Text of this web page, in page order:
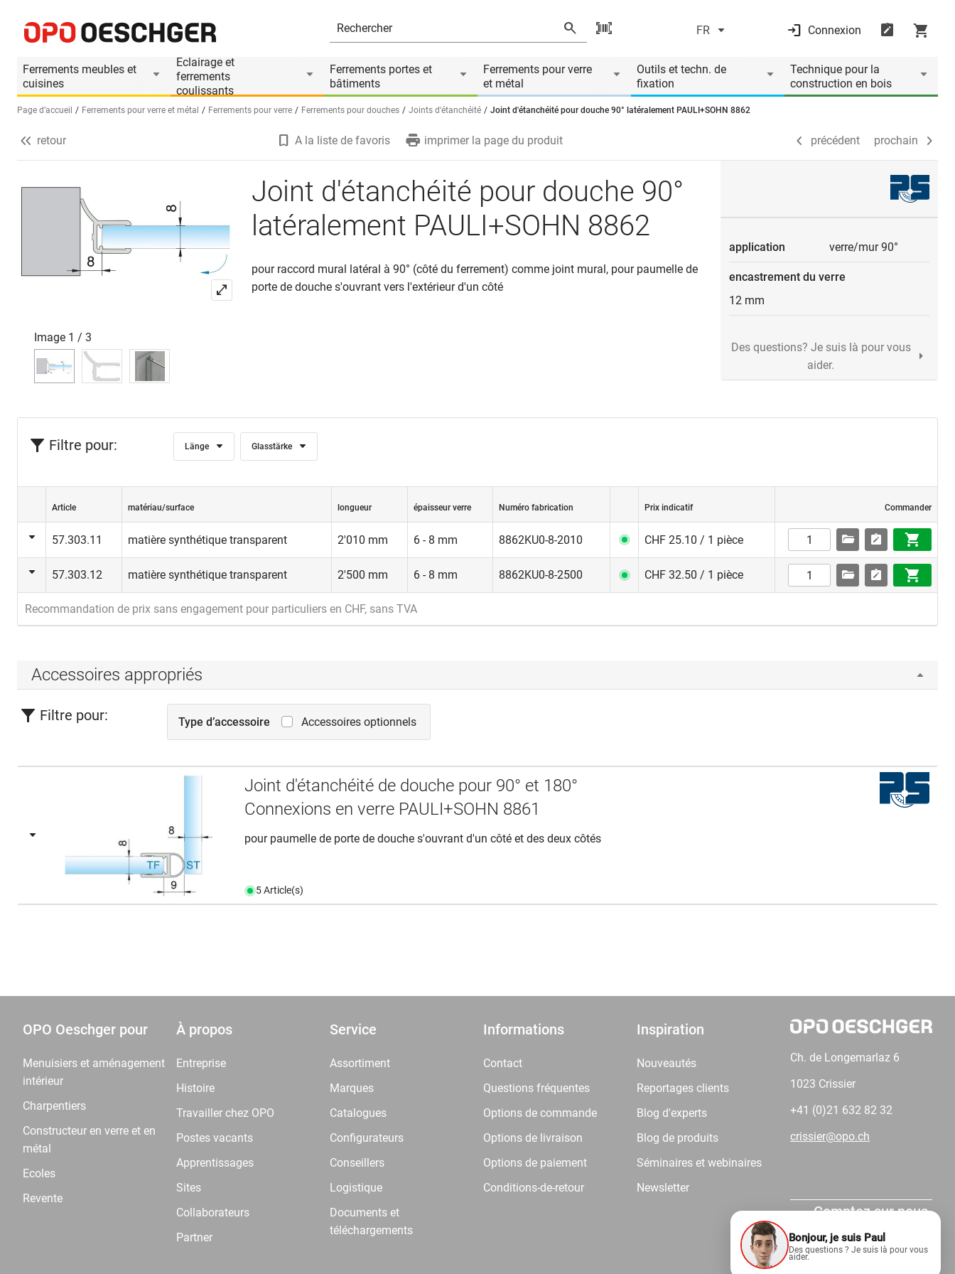
FR Connexion
Ferrements meubles et
cuisines
Eclairage et
ferrements
coulissants
Ferrements portes et
bâtiments
Ferrements pour verre
et métal
Outils et techn. de
fixation
Technique pour la
construction en bois
Sélectionnez une langue (FR)
Page d’accueil Ferrements pour verre et métal Ferrements pour verre Ferrements pour douches Joints d'étanchéité Joint d'étanchéité pour douche 90° latéralement PAULI+SOHN 8862
Informations produit
Accessoires appropriés précédent prochain
retour A la liste de favoris imprimer la page du produit précédent prochain
Image 1 / 3
Joint d'étanchéité pour douche 90°
latéralement PAULI+SOHN 8862
pour raccord mural latéral à 90° (côté du ferrement) comme joint mural, pour paumelle de
porte de douche s'ouvrant vers l'extérieur d'un côté
application verre/mur 90°
encastrement du verre
12 mm
Des questions? Je suis là pour vous
aider.
Filtre pour: Länge Glasstärke
Article matériau/surface longueur épaisseur verre Numéro fabrication Prix indicatif Commander
57.303.11 matière synthétique transparent 2'010 mm 6 - 8 mm 8862KU0-8-2010 CHF 25.10 / 1 pièce
57.303.12 matière synthétique transparent 2'500 mm 6 - 8 mm 8862KU0-8-2500 CHF 32.50 / 1 pièce
Recommandation de prix sans engagement pour particuliers en CHF, sans TVA
Accessoires appropriés
Filtre pour: Type d’accessoire Accessoires optionnels
Joint d'étanchéité de douche pour 90° et 180°
Connexions en verre PAULI+SOHN 8861
pour paumelle de porte de douche s'ouvrant d'un côté et des deux côtés
5 Article(s)
OPO Oeschger pour
Menuisiers et aménagement
intérieur
Charpentiers
Constructeur en verre et en
métal
Ecoles
Revente
À propos
Entreprise
Histoire
Travailler chez OPO
Postes vacants
Apprentissages
Sites
Collaborateurs
Partner
Service
Assortiment
Marques
Catalogues
Configurateurs
Conseillers
Logistique
Documents et
téléchargements
Informations
Contact
Questions fréquentes
Options de commande
Options de livraison
Options de paiement
Conditions-de-retour
Inspiration
Nouveautés
Reportages clients
Blog d'experts
Blog de produits
Séminaires et webinaires
Newsletter
Ch. de Longemarlaz 6
1023 Crissier
+41 (0)21 632 82 32
crissier@opo.ch
Comptez sur nous.
Bonjour, je suis Paul
Des questions ? Je suis là pour vous
aider.